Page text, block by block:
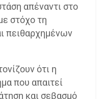
απέναντι στο
στόχο τη
πειθαρχημένων
ότι η
που απαιτεί
και σεβασμό